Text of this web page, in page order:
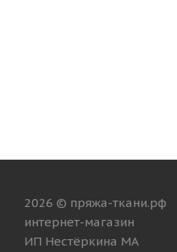
2026 © пряжа-ткани.рф
интернет-магазин
ИП Нестёркина МА